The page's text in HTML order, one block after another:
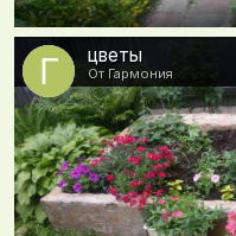
цветы
От Гармония